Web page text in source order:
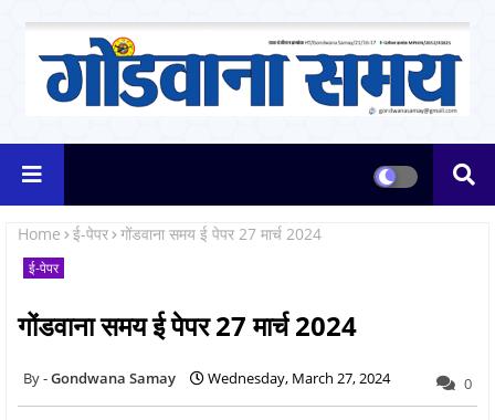
Home ई-पेपर गोंडवाना समय ई पेपर 27 मार्च 2024
ई-पेपर
गोंडवाना समय ई पेपर 27 मार्च 2024
Gondwana Samay Wednesday, March 27, 2024 0